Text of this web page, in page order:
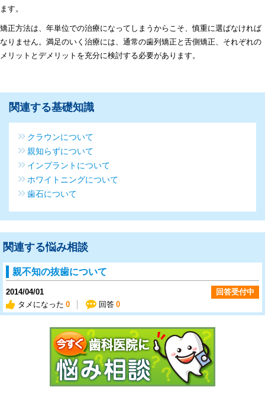
ます。
矯正方法は、年単位での治療になってしまうからこそ、慎重に選ばなければ
なりません。満足のいく治療には、通常の歯列矯正と舌側矯正、それぞれの
メリットとデメリットを充分に検討する必要があります。
関連する基礎知識
クラウンについて
親知らずについて
インプラントについて
ホワイトニングについて
歯石について
関連する悩み相談
親不知の抜歯について
2014/04/01
タメになった 0 回答 0
回答受付中